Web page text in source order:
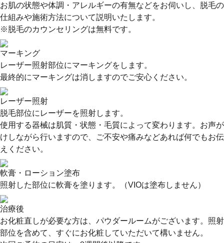
お肌の状態や体調・アレルギーの有無などをお伺いし、脱毛の
仕組みや施術方法について説明いたします。
※脱毛のカウンセリングは無料です。
マーキング
レーザー照射部位にマーキングをします。
最終的にマーキングは消しますのでご安心ください。
レーザー照射
脱毛部位にレーザーを照射します。
使用する器械は肌質・状態・毛質によって変わります。お声が
けしながら行いますので、ご不安や痛みなどあれば何でもお伝
えください。
軟膏・ローション塗布
照射した部位に軟膏を塗ります。（VIOは塗布しません）
治療後
お化粧直しが必要な方は、パウダールームがございます。照射
部位を含めて、すぐにお化粧していただいて構いません。